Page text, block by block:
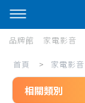
熱門搜尋
風扇
品牌館 家電影音
家
電
首頁 > 家電影音
相關類別